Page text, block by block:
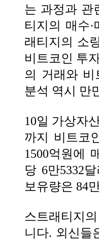
는 과정과 관
티지의 매수
래티지의 소
비트코인 투
의 거래와 비
분석 역시 만
10일 가상자
까지 비트코
1500억원에
당 6만5332
보유량은 84
스트래티지
니다. 외신들